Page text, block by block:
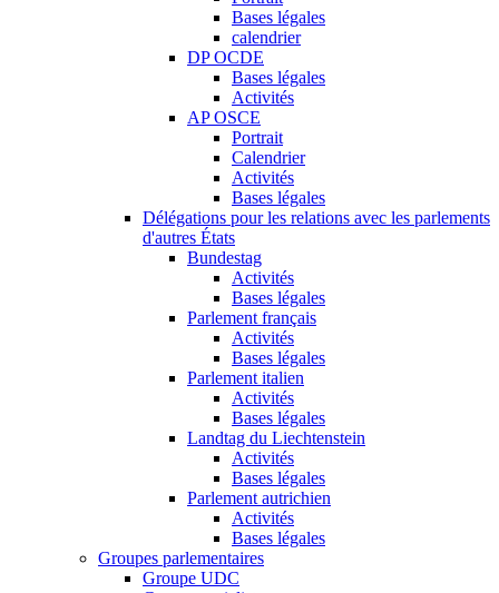
Bases légales
calendrier
DP OCDE
Bases légales
Activités
AP OSCE
Portrait
Calendrier
Activités
Bases légales
Délégations pour les relations avec les parlements
d'autres États
Bundestag
Activités
Bases légales
Parlement français
Activités
Bases légales
Parlement italien
Activités
Bases légales
Landtag du Liechtenstein
Activités
Bases légales
Parlement autrichien
Activités
Bases légales
Groupes parlementaires
Groupe UDC